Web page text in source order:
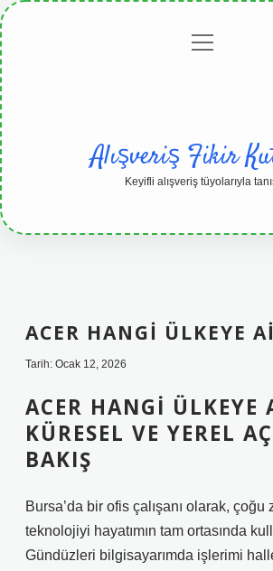
Gizlilikmenüyü
Alışveriş Fikir
Keyifli alışveriş tüyolarıyla
ACER HANGI ÜLKEYE
Tarih: Ocak 12, 2026
ACER HANGI ÜLKEYE
KÜRESEL VE YEREL
BAKIŞ
Bursa’da bir ofis çalışanı olarak, çoğu
teknolojiyi hayatımın tam ortasında
Gündüzleri bilgisayarımda işlerimi